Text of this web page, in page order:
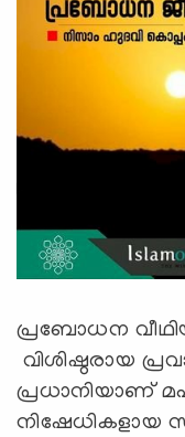
പ്രബോധന
വിശിഷ്ഠരായ
പ്രധാനിയാണ്
നിഷേധികളായ